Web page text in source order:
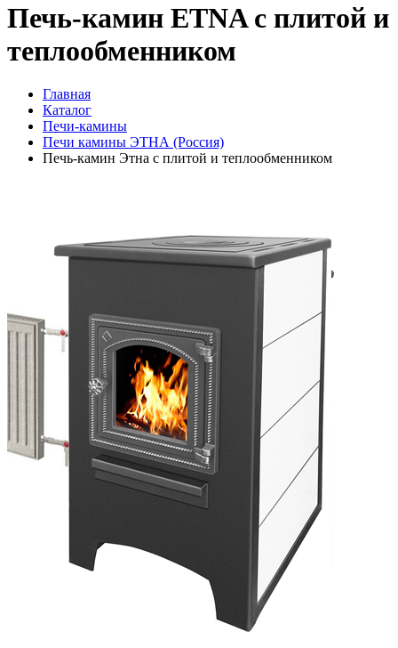
Печь-камин ETNA с плитой и
теплообменником
Главная
Каталог
Печи-камины
Печи камины ЭТНА (Россия)
Печь-камин Этна с плитой и теплообменником